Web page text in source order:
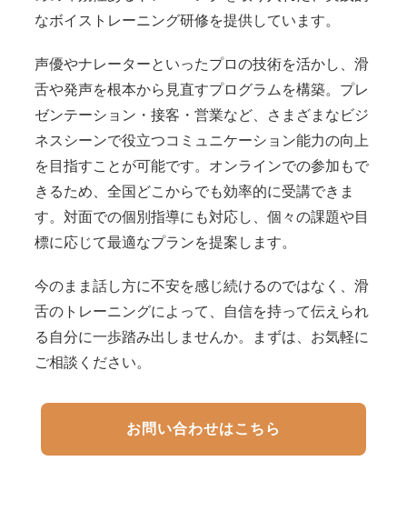
なボイストレーニング研修を提供しています。
声優やナレーターといったプロの技術を活かし、滑
舌や発声を根本から見直すプログラムを構築。プレ
ゼンテーション・接客・営業など、さまざまなビジ
ネスシーンで役立つコミュニケーション能力の向上
を目指すことが可能です。オンラインでの参加もで
きるため、全国どこからでも効率的に受講できま
す。対面での個別指導にも対応し、個々の課題や目
標に応じて最適なプランを提案します。
今のまま話し方に不安を感じ続けるのではなく、滑
舌のトレーニングによって、自信を持って伝えられ
る自分に一歩踏み出しませんか。まずは、お気軽に
ご相談ください。
お問い合わせはこちら